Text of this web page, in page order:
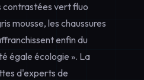
contrastées vert fluo
mousse, les chaussures
enfin du
égale écologie ». La
d'experts de